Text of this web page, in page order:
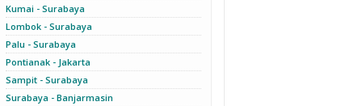
Kumai - Surabaya
Lombok - Surabaya
Palu - Surabaya
Pontianak - Jakarta
Sampit - Surabaya
Surabaya - Banjarmasin